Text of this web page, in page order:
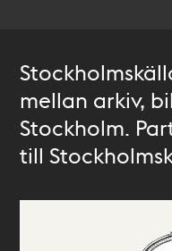
mellan arkiv,
Stockholm.
till